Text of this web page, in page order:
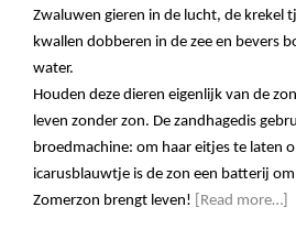
Zwaluwen gieren in de lucht, de krekel
kwallen dobberen in de zee en bevers
water.
Houden deze dieren eigenlijk van de
leven zonder zon. De zandhagedis
broedmachine: om haar eitjes te laten
icarusblauwtje is de zon een batterij
Zomerzon brengt leven!
[Read more…]